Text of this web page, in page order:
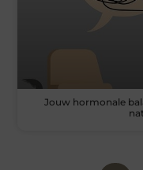
Jouw hormonale